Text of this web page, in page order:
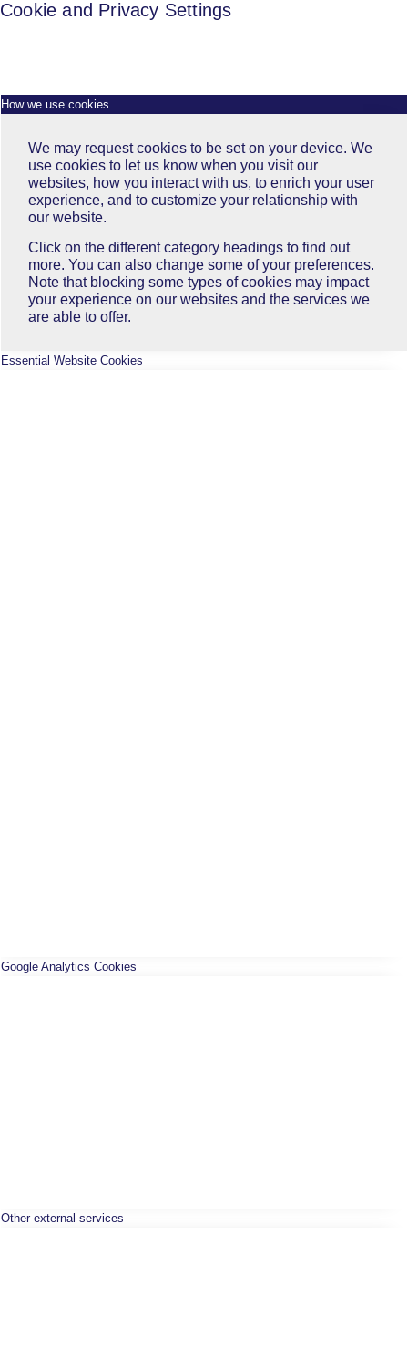
Cookie and Privacy Settings
How we use cookies
We may request cookies to be set on your device. We
use cookies to let us know when you visit our
websites, how you interact with us, to enrich your user
experience, and to customize your relationship with
our website.
Click on the different category headings to find out
more. You can also change some of your preferences.
Note that blocking some types of cookies may impact
your experience on our websites and the services we
are able to offer.
Essential Website Cookies
Google Analytics Cookies
Other external services